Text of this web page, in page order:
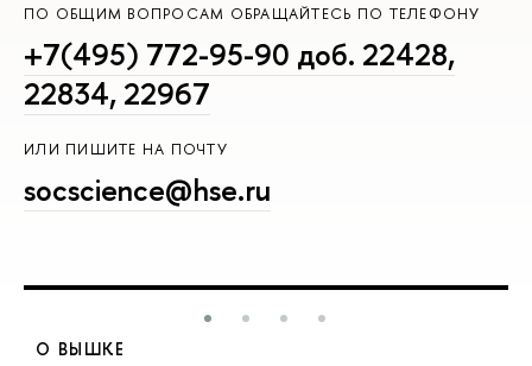
ПО ОБЩИМ ВОПРОСАМ ОБРАЩАЙТЕСЬ ПО ТЕЛЕФОНУ
+7(495) 772-95-90 доб. 22428,
22834, 22967
ИЛИ ПИШИТЕ НА ПОЧТУ
socscience@hse.ru
О ВЫШКЕ